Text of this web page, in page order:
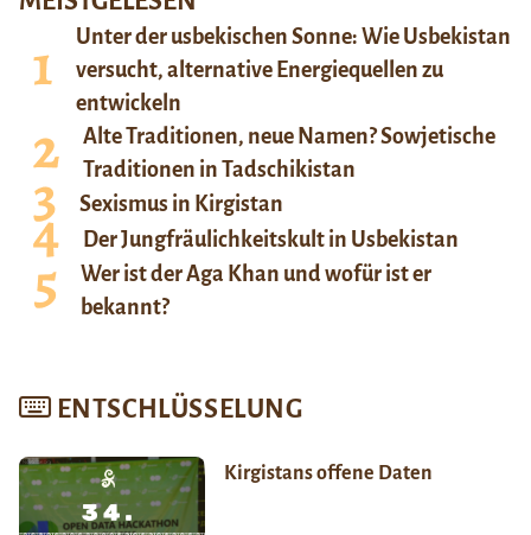
Unter der usbekischen Sonne: Wie Usbekistan
versucht, alternative Energiequellen zu
entwickeln
Alte Traditionen, neue Namen? Sowjetische
Traditionen in Tadschikistan
Sexismus in Kirgistan
Der Jungfräulichkeitskult in Usbekistan
Wer ist der Aga Khan und wofür ist er
bekannt?
ENTSCHLÜSSELUNG
Kirgistans offene Daten